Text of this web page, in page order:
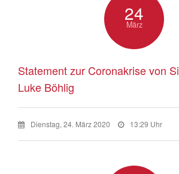
24
März
Statement zur Coronakrise von
Luke Böhlig
Dienstag, 24. März 2020 13:29 Uhr